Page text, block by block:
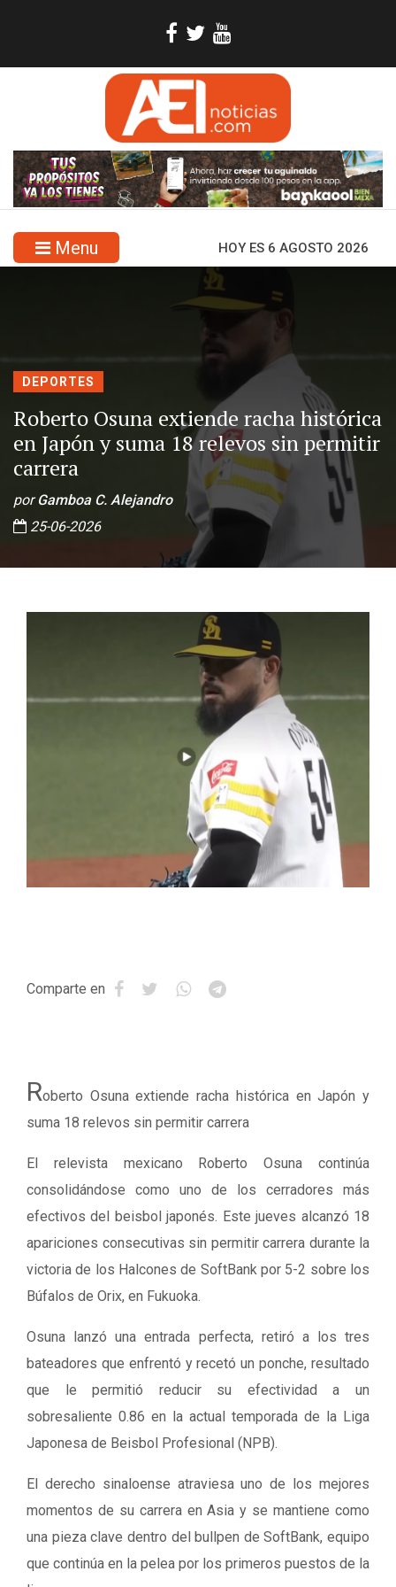
Menu HOY ES 6 AGOSTO 2026
DEPORTES
Roberto Osuna extiende racha histórica
en Japón y suma 18 relevos sin permitir
carrera
porGamboa C. Alejandro
25-06-2026
Comparte en
Roberto Osuna extiende racha histórica en Japón y
suma 18 relevos sin permitir carrera
El relevista mexicano Roberto Osuna continúa
consolidándose como uno de los cerradores más
efectivos del beisbol japonés. Este jueves alcanzó 18
apariciones consecutivas sin permitir carrera durante la
victoria de los Halcones de SoftBank por 5-2 sobre los
Búfalos de Orix, en Fukuoka.
Osuna lanzó una entrada perfecta, retiró a los tres
bateadores que enfrentó y recetó un ponche, resultado
que le permitió reducir su efectividad a un
sobresaliente 0.86 en la actual temporada de la Liga
Japonesa de Beisbol Profesional (NPB).
El derecho sinaloense atraviesa uno de los mejores
momentos de su carrera en Asia y se mantiene como
una pieza clave dentro del bullpen de SoftBank, equipo
que continúa en la pelea por los primeros puestos de la